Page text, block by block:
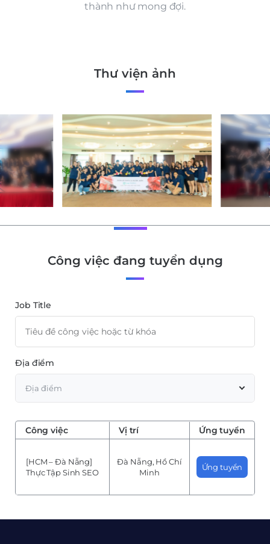
thành như mong đợi.
Thư viện ảnh
Công việc đang tuyển dụng
Job Title
Địa điểm
Địa điểm
Công việc Vị trí Ứng tuyển
[HCM – Đà Nẵng]
Thực Tập Sinh SEO
Đà Nẵng, Hồ Chí
Minh
Ứng tuyển